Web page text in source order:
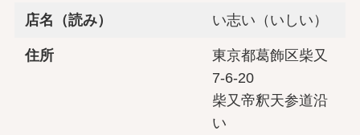
店名（読み） い志い（いしい）
住所
東京都葛飾区柴又
7-6-20
柴又帝釈天参道沿
い